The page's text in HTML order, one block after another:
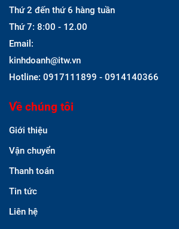
Thứ 2 đến thứ 6 hàng tuần
Thứ 7: 8:00 - 12.00
Email:
kinhdoanh@itw.vn
Hotline: 0917111899 - 0914140366
Về chúng tôi
Giới thiệu
Vận chuyển
Thanh toán
Tin tức
Liên hệ